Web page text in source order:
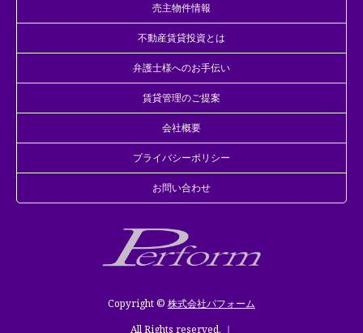
売主物件情報
不動産賃貸投資とは
弁護士様へのお手伝い
賃貸管理のご提案
会社概要
プライバシーポリシー
お問い合わせ
Copyright © 株式会社パフォーム
All Rights reserved. ｜